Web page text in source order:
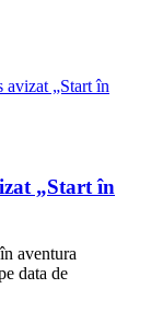
avizat „Start în
„Start în
aventura
data de